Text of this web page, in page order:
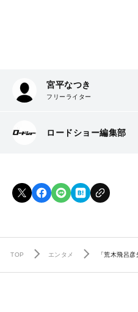
宮平なつき
フリーライター
ロードショー編集部
TOP エンタメ 「荒木飛呂